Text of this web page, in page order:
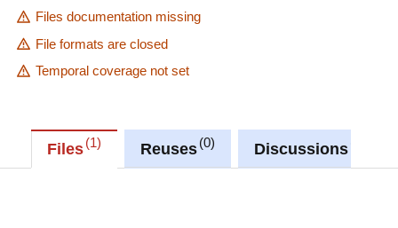
Files documentation missing
File formats are closed
Temporal coverage not set
Files 1 Reuses 0 Discussions